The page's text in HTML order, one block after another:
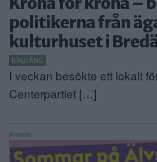
ANNONSERA
NÄRINGSLIV
MER
politikerna från
kulturhuset i
BREDÄNG
I veckan besökte ett lokalt
Centerpartiet […]
Annons: